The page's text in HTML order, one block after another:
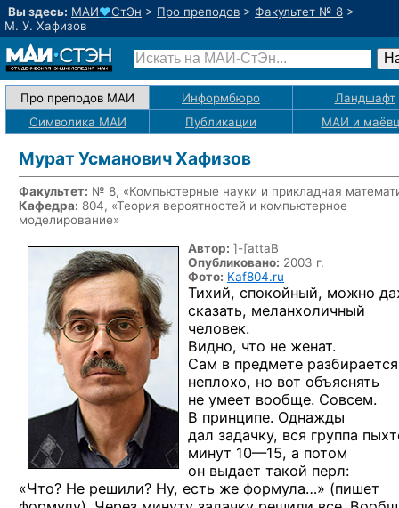
Вы здесь: МАИ♥СтЭн > Про преподов > Факультет № 8 >
М. У. Хафизов
Про преподов МАИ Информбюро
Ландшафт
Символика МАИ
Публикации МАИ и
Мурат Усманович Хафизов
Факультет: № 8, «Компьютерные науки и прикладная
Кафедра: 804, «Теория вероятностей и компьютерное
моделирование»
Автор: ]-[attaB
Опубликовано: 2003 г.
Фото: Kaf804.ru
Тихий, спокойный, можно
сказать, меланхоличный
человек.
Видно, что не женат.
Сам в предмете разбирается
неплохо, но вот объяснять
не умеет вообще. Совсем.
В принципе. Однажды
дал задачку, вся группа
минут 10—15, а потом
он выдает такой перл:
«Что? Не решили? Ну, есть же формула…» (пишет